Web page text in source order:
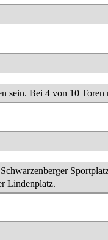
sein. Bei 4 von 10
Lindenplatz.